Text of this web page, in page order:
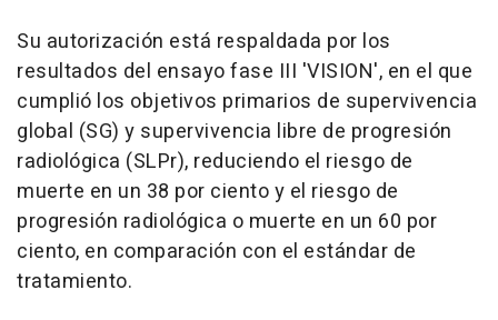
Su autorización está respaldada por los
resultados del ensayo fase III 'VISION', en el que
cumplió los objetivos primarios de supervivencia
global (SG) y supervivencia libre de progresión
radiológica (SLPr), reduciendo el riesgo de
muerte en un 38 por ciento y el riesgo de
progresión radiológica o muerte en un 60 por
ciento, en comparación con el estándar de
tratamiento.